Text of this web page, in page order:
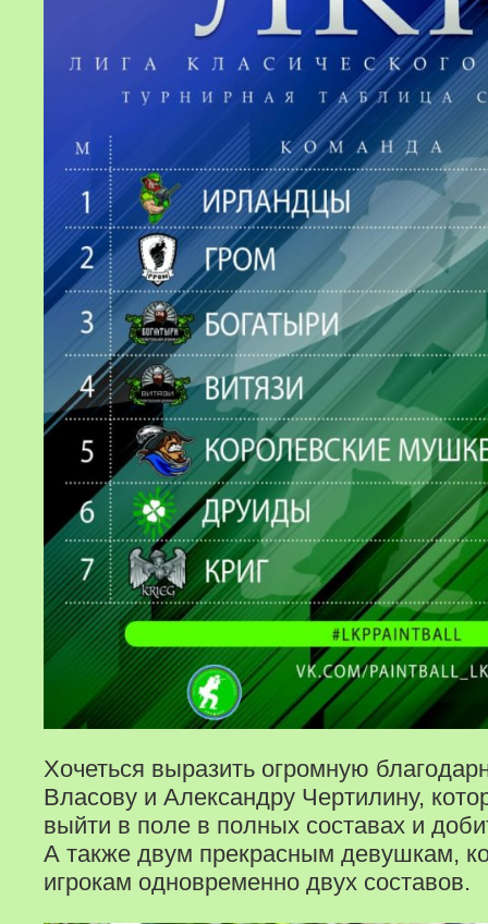
Хочеться выразить огромную
Власову и Александру Чертилину,
выйти в поле в полных составах и
А также двум прекрасным девушкам,
игрокам одновременно двух составов.